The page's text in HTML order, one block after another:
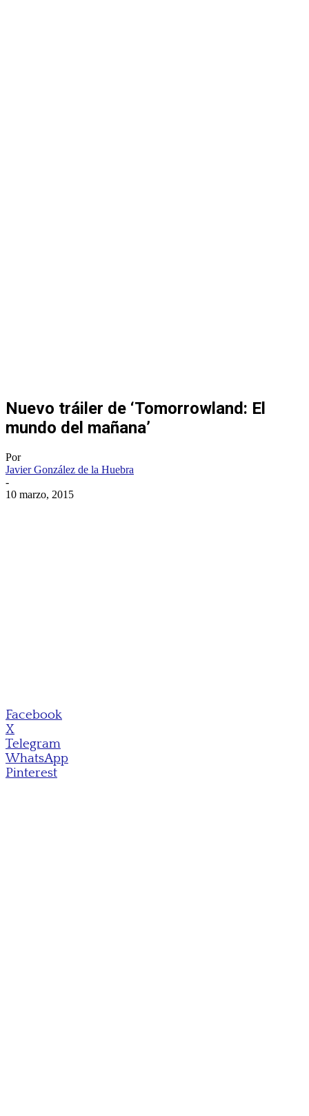
Nuevo tráiler de ‘Tomorrowland: El
mundo del mañana’
Por
Javier González de la Huebra
-
10 marzo, 2015
Facebook
X
Telegram
WhatsApp
Pinterest